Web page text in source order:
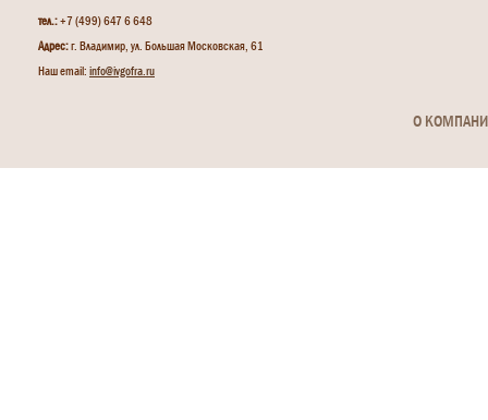
тел.:+7 (499) 647 6 648
Адрес:г. Владимир, ул. Большая Московская, 61
Наш email: info@ivgofra.ru
О